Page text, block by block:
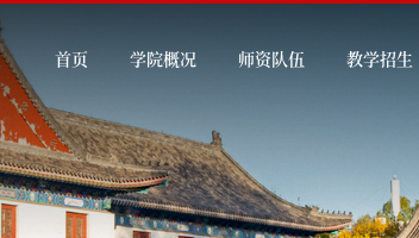
首页 学院概况 师资队伍 教学招生